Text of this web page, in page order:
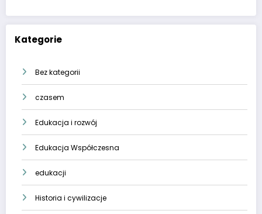
Kategorie
Bez kategorii
czasem
Edukacja i rozwój
Edukacja Współczesna
edukacji
Historia i cywilizacje